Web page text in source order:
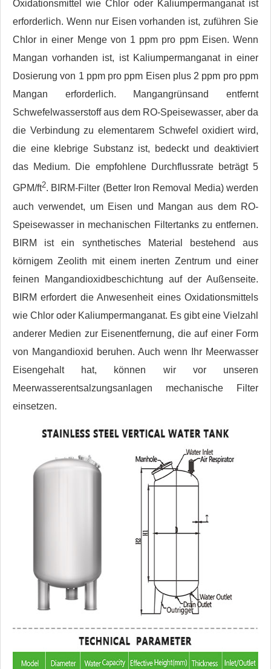
Oxidationsmittel wie Chlor oder Kaliumpermanganat ist
erforderlich. Wenn nur Eisen vorhanden ist, zuführen Sie
Chlor in einer Menge von 1 ppm pro ppm Eisen. Wenn
Mangan vorhanden ist, ist Kaliumpermanganat in einer
Dosierung von 1 ppm pro ppm Eisen plus 2 ppm pro ppm
Mangan erforderlich. Mangangrünsand entfernt
Schwefelwasserstoff aus dem RO-Speisewasser, aber da
die Verbindung zu elementarem Schwefel oxidiert wird,
die eine klebrige Substanz ist, bedeckt und deaktiviert
das Medium. Die empfohlene Durchflussrate beträgt 5
GPM/ft2. BIRM-Filter (Better Iron Removal Media) werden
auch verwendet, um Eisen und Mangan aus dem RO-
Speisewasser in mechanischen Filtertanks zu entfernen.
BIRM ist ein synthetisches Material bestehend aus
körnigem Zeolith mit einem inerten Zentrum und einer
feinen Mangandioxidbeschichtung auf der Außenseite.
BIRM erfordert die Anwesenheit eines Oxidationsmittels
wie Chlor oder Kaliumpermanganat. Es gibt eine Vielzahl
anderer Medien zur Eisenentfernung, die auf einer Form
von Mangandioxid beruhen. Auch wenn Ihr Meerwasser
Eisengehalt hat, können wir vor unseren
Meerwasserentsalzungsanlagen mechanische Filter
einsetzen.